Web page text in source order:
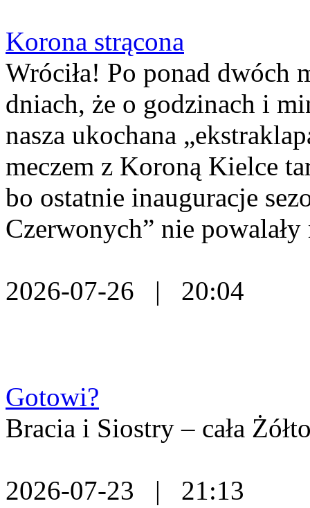
Korona strącona
Wróciła! Po ponad dwóch
dniach, że o godzinach i
nasza ukochana
meczem z Koroną Kielce
bo ostatnie inauguracje
Czerwonych” nie powalały
2026-07-26 | 20:04
Gotowi?
Bracia i Siostry – cała
2026-07-23 | 21:13